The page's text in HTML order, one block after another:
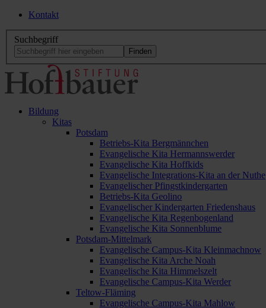
Kontakt
Suchbegriff
Bildung
Kitas
Potsdam
Betriebs-Kita Bergmännchen
Evangelische Kita Hermannswerder
Evangelische Kita Hoffkids
Evangelische Integrations-Kita an der Nuthe
Evangelischer Pfingstkindergarten
Betriebs-Kita Geolino
Evangelischer Kindergarten Friedenshaus
Evangelische Kita Regenbogenland
Evangelische Kita Sonnenblume
Potsdam-Mittelmark
Evangelische Campus-Kita Kleinmachnow
Evangelische Kita Arche Noah
Evangelische Kita Himmelszelt
Evangelische Campus-Kita Werder
Teltow-Fläming
Evangelische Campus-Kita Mahlow